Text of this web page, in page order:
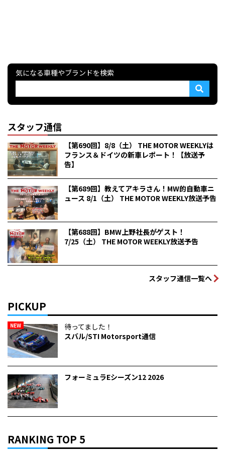
気になる車種やブランドを検索
スタッフ通信
【第690回】8/8（土） THE MOTOR WEEKLYは
フランス＆ドイツの新車レポート！【放送予
告】
【第689回】教えてアキラさん！MW的自動車ニ
ュース 8/1（土） THE MOTOR WEEKLY放送予告
【第688回】BMW上野社長がゲスト！
7/25（土） THE MOTOR WEEKLY放送予告
スタッフ通信一覧へ
PICKUP
NEW
待ってました！
スバル/STI Motorsport通信
フォーミュラEシーズン12 2026
RANKING TOP 5